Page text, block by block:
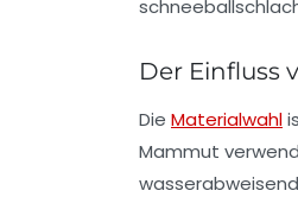
Der Einfluss
Die Materialwahl
Mammut